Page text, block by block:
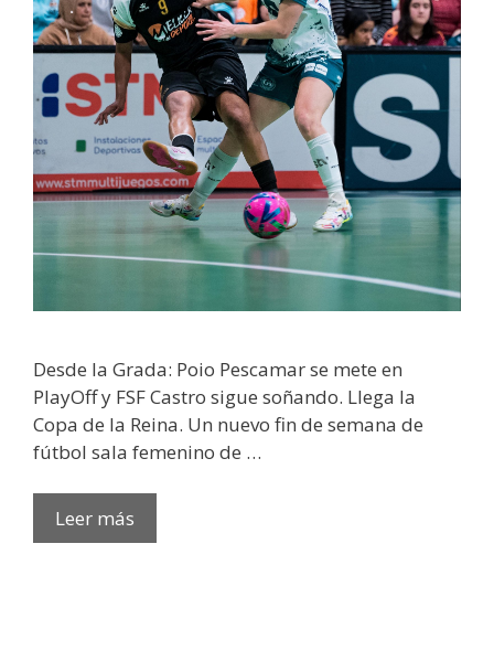
Desde la Grada: Poio Pescamar se mete en
PlayOff y FSF Castro sigue soñando. Llega la
Copa de la Reina. Un nuevo fin de semana de
fútbol sala femenino de …
Leer más